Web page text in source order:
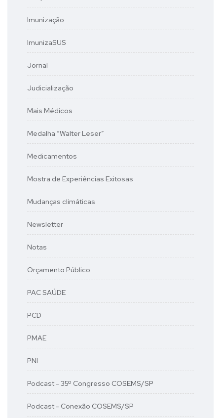
Imunização
ImunizaSUS
Jornal
Judicialização
Mais Médicos
Medalha “Walter Leser”
Medicamentos
Mostra de Experiências Exitosas
Mudanças climáticas
Newsletter
Notas
Orçamento Público
PAC SAÚDE
PCD
PMAE
PNI
Podcast - 35º Congresso COSEMS/SP
Podcast - Conexão COSEMS/SP